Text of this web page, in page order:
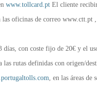
www.tollcard.pt El cliente
oficinas de correo www.ctt.pt
días, con coste fijo de 20€ y el
las rutas definidas con origen/
, en las áreas de